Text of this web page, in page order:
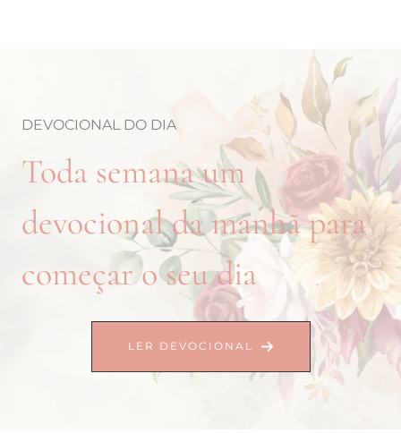
DEVOCIONAL DO DIA
Toda semana um
devocional da manhã para
começar o seu dia
LER DEVOCIONAL